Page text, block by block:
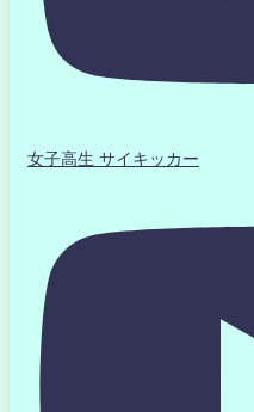
女子高生 サイキッカー